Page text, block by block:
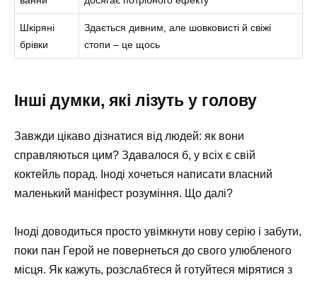
Шкіряні
брівки
Здається дивним, але шовковисті й свіжі
стопи – це щось
Інші думки, які лізуть у голову
Завжди цікаво дізнатися від людей: як вони
справляються цим? Здавалося б, у всіх є свій
коктейль порад. Іноді хочеться написати власний
маленький маніфест розуміння. Що далі?
Іноді доводиться просто увімкнути нову серію і забути,
поки пан Герой не повернеться до свого улюбленого
місця. Як кажуть, розслабтеся й готуйтеся мірятися з